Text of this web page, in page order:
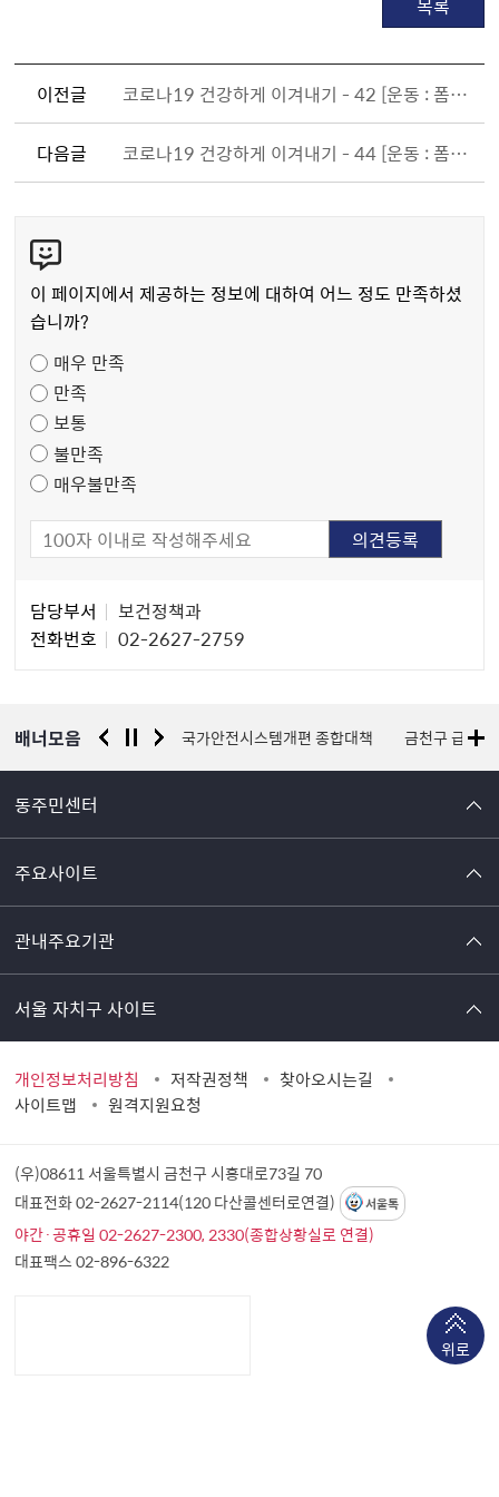
목록
이전글 코로나19 건강하게 이겨내기 - 42 [운동 : 폼롤러 하나로 건강해지기④]
다음글 코로나19 건강하게 이겨내기 - 44 [운동 : 폼롤러 하나로 건강해지기⑥]
텐
츠
만
도
조
사
이 페이지에서 제공하는 정보에 대하여 어느 정도 만족하셨
습니까?
매우 만족
만족
보통
불만족
매우불만족
자
담당부서
보건정책과
전화번호
02-2627-2759
배너모음
금천구 자원봉사센터 국가안전시스템개편 종합대책 금천구 급식
동주민센터
주요사이트
관내주요기관
서울 자치구 사이트
개인정보처리방침 저작권정책
찾아오시는길
사이트맵
원격지원요청
위로
(우)08611 서울특별시 금천구 시흥대로73길 70
대표전화 02-2627-2114(120 다산콜센터로연결)
서울톡
야간·공휴일 02-2627-2300, 2330(종합상황실로 연결)
대표팩스 02-896-6322